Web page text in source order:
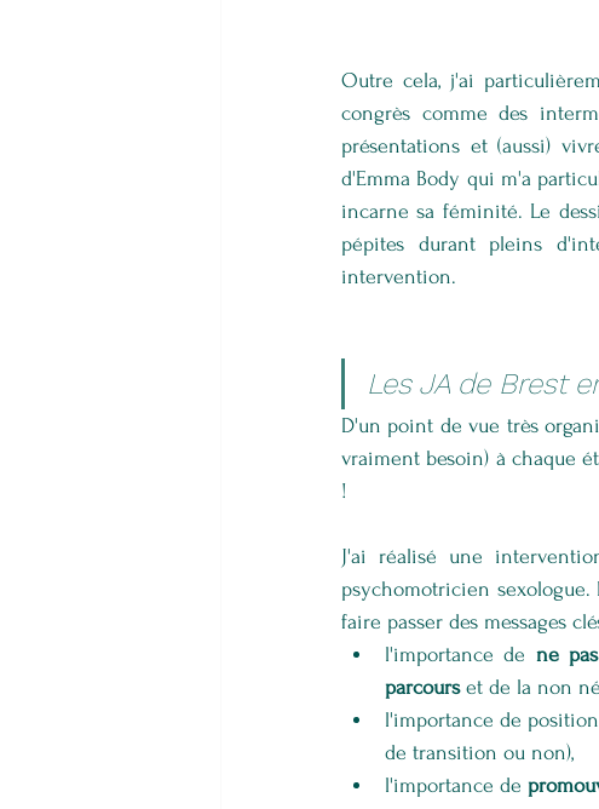
Outre cela, j'ai
congrès comme des
présentations et (aussi)
d'Emma Body qui m'a
incarne sa féminité. Le
pépites durant pleins
intervention.
Les JA de Brest
D'un point de vue très
vraiment besoin) à chaque
!
J'ai réalisé une
psychomotricien
faire passer des messages
l'importance de ne
parcours et de la non
l'importance de
de transition ou non),
l'importance de